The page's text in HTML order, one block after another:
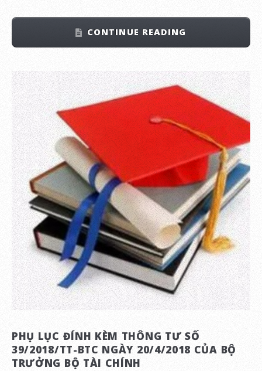
CONTINUE READING
PHỤ LỤC ĐÍNH KÈM THÔNG TƯ SỐ
39/2018/TT-BTC NGÀY 20/4/2018 CỦA BỘ
TRƯỞNG BỘ TÀI CHÍNH